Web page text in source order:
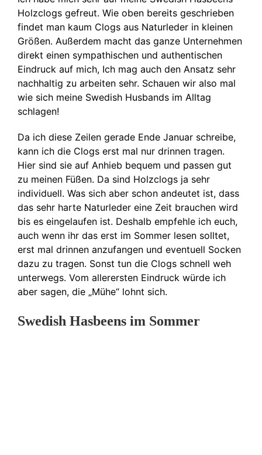
Holzclogs gefreut. Wie oben bereits geschrieben
findet man kaum Clogs aus Naturleder in kleinen
Größen. Außerdem macht das ganze Unternehmen
direkt einen sympathischen und authentischen
Eindruck auf mich, Ich mag auch den Ansatz sehr
nachhaltig zu arbeiten sehr. Schauen wir also mal
wie sich meine Swedish Husbands im Alltag
schlagen!
Da ich diese Zeilen gerade Ende Januar schreibe,
kann ich die Clogs erst mal nur drinnen tragen.
Hier sind sie auf Anhieb bequem und passen gut
zu meinen Füßen. Da sind Holzclogs ja sehr
individuell. Was sich aber schon andeutet ist, dass
das sehr harte Naturleder eine Zeit brauchen wird
bis es eingelaufen ist. Deshalb empfehle ich euch,
auch wenn ihr das erst im Sommer lesen solltet,
erst mal drinnen anzufangen und eventuell Socken
dazu zu tragen. Sonst tun die Clogs schnell weh
unterwegs. Vom allerersten Eindruck würde ich
aber sagen, die „Mühe“ lohnt sich.
Swedish Hasbeens im Sommer